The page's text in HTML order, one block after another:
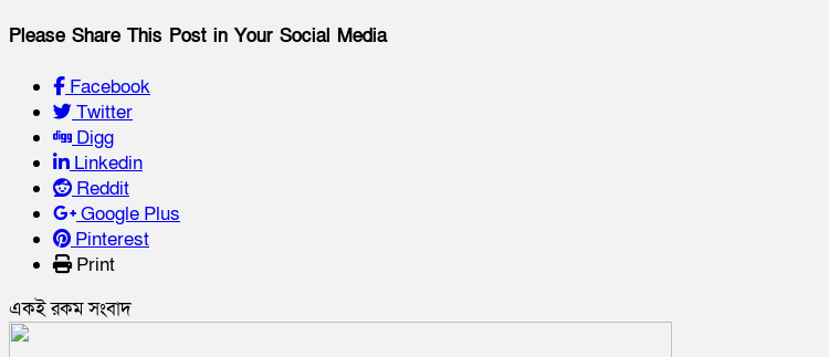
Please Share This Post in Your Social Media
Facebook
Twitter
Digg
Linkedin
Reddit
Google Plus
Pinterest
Print
একই রকম সংবাদ